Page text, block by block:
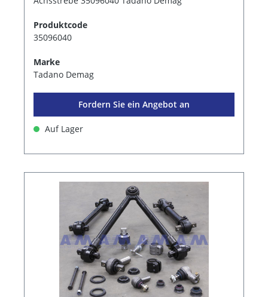
Produktcode
35096040
Marke
Tadano Demag
Fordern Sie ein Angebot an
Auf Lager